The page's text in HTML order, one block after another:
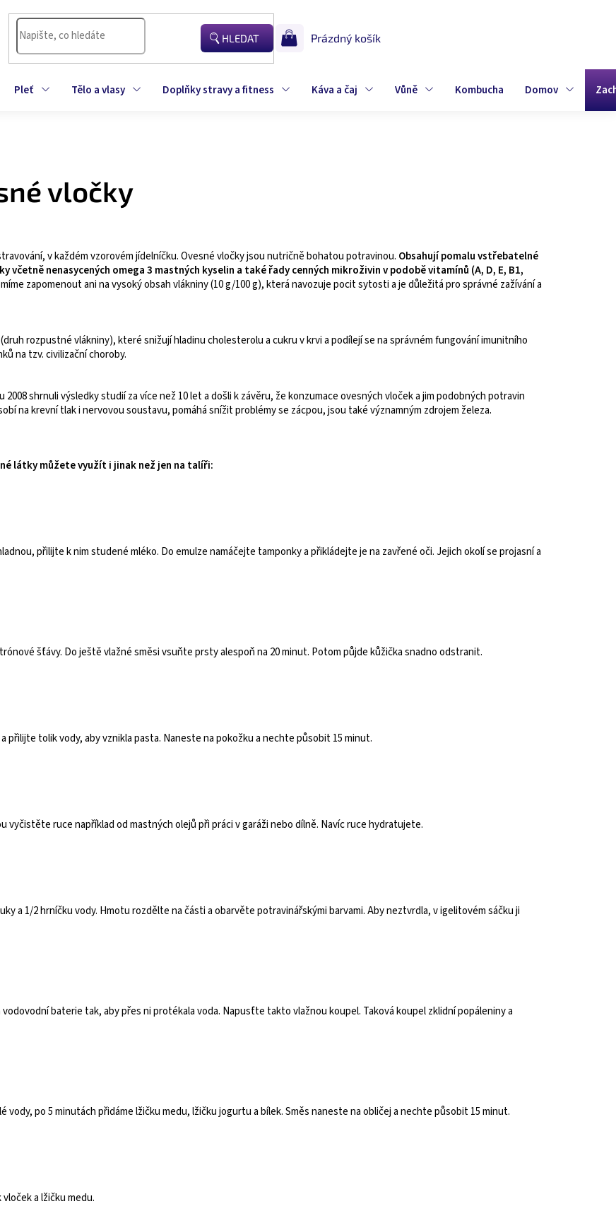
HLEDAT
NÁKUPNÍ
Prázdný košík
Pleť Tělo a vlasy Doplňky stravy a fitness Káva a čaj Vůně Kombucha Domov
vločky
v každém vzorovém jídelníčku. Ovesné vločky jsou nutričně bohatou potravinou. Obsahují pomalu vstřebatelné
nenasycených omega 3 mastných kyselin a také řady cenných mikroživin v podobě vitamínů (A, D, E, B1,
zapomenout ani na vysoký obsah vlákniny (10 g/100 g), která navozuje pocit sytosti a je důležitá pro správné zažívání a
(druh rozpustné vlákniny), které snižují hladinu cholesterolu a cukru v krvi a podílejí se na správném fungování imunitního
na tzv. civilizační choroby.
shrnuli výsledky studií za více než 10 let a došli k závěru, že konzumace ovesných vloček a jim podobných potravin
na krevní tlak i nervovou soustavu, pomáhá snížit problémy se zácpou, jsou také významným zdrojem železa.
látky můžete využít i jinak než jen na talíři:
přilijte k nim studené mléko. Do emulze namáčejte tamponky a přikládejte je na zavřené oči. Jejich okolí se projasní a
šťávy. Do ještě vlažné směsi vsuňte prsty alespoň na 20 minut. Potom půjde kůžička snadno odstranit.
přilijte tolik vody, aby vznikla pasta. Naneste na pokožku a nechte působit 15 minut.
vyčistěte ruce například od mastných olejů při práci v garáži nebo dílně. Navíc ruce hydratujete.
a 1/2 hrníčku vody. Hmotu rozdělte na části a obarvěte potravinářskými barvami. Aby neztvrdla, v igelitovém sáčku ji
baterie tak, aby přes ni protékala voda. Napusťte takto vlažnou koupel. Taková koupel zklidní popáleniny a
po 5 minutách přidáme lžičku medu, lžičku jogurtu a bílek. Směs naneste na obličej a nechte působit 15 minut.
a lžičku medu.